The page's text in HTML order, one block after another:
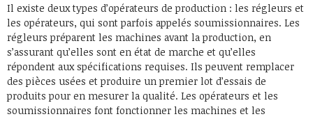
Il existe deux types d’opérateurs de production : les régleurs et
les opérateurs, qui sont parfois appelés soumissionnaires. Les
régleurs préparent les machines avant la production, en
s’assurant qu’elles sont en état de marche et qu’elles
répondent aux spécifications requises. Ils peuvent remplacer
des pièces usées et produire un premier lot d’essais de
produits pour en mesurer la qualité. Les opérateurs et les
soumissionnaires font fonctionner les machines et les